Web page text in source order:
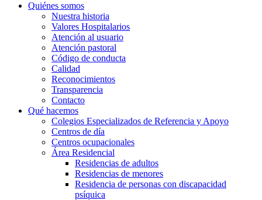
Quiénes somos
Nuestra historia
Valores Hospitalarios
Atención al usuario
Atención pastoral
Código de conducta
Calidad
Reconocimientos
Transparencia
Contacto
Qué hacemos
Colegios Especializados de Referencia y Apoyo
Centros de día
Centros ocupacionales
Área Residencial
Residencias de adultos
Residencias de menores
Residencia de personas con discapacidad
psíquica